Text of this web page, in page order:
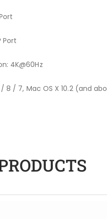
Port
4K@60Hz
8 / 7, Mac OS X 10.2 (and